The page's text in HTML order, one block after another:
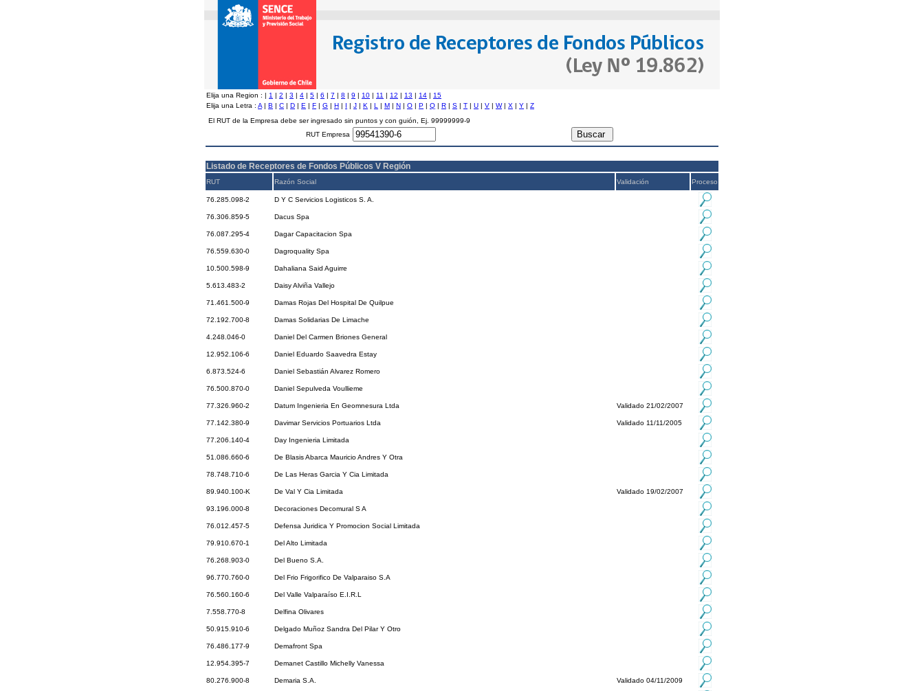
Elija una Region : | 1 | 2 | 3 | 4 | 5 | 6 | 7 | 8 | 9 | 10 | 11 | 12 | 13 | 14 | 15
Elija una Letra : A | B | C | D | E | F | G | H | I | J | K | L | M | N | O | P | Q | R | S | T | U | V | W| X | Y | Z
El RUT de la Empresa debe ser ingresado sin puntos y con guión, Ej. 99999999-9
RUT Empresa
Listado de Receptores de Fondos Públicos V Región
RUT Razón Social Validación Proceso
76.285.098-2 D Y C Servicios Logisticos S. A.
76.306.859-5 Dacus Spa
76.087.295-4 Dagar Capacitacion Spa
76.559.630-0 Dagroquality Spa
10.500.598-9 Dahaliana Said Aguirre
5.613.483-2 Daisy Alviña Vallejo
71.461.500-9 Damas Rojas Del Hospital De Quilpue
72.192.700-8 Damas Solidarias De Limache
4.248.046-0 Daniel Del Carmen Briones General
12.952.106-6 Daniel Eduardo Saavedra Estay
6.873.524-6 Daniel Sebastián Alvarez Romero
76.500.870-0 Daniel Sepulveda Voullieme
77.326.960-2 Datum Ingenieria En Geomnesura Ltda Validado 21/02/2007
77.142.380-9 Davimar Servicios Portuarios Ltda Validado 11/11/2005
77.206.140-4 Day Ingenieria Limitada
51.086.660-6 De Blasis Abarca Mauricio Andres Y Otra
78.748.710-6 De Las Heras Garcia Y Cia Limitada
89.940.100-K De Val Y Cia Limitada Validado 19/02/2007
93.196.000-8 Decoraciones Decomural S A
76.012.457-5 Defensa Juridica Y Promocion Social Limitada
79.910.670-1 Del Alto Limitada
76.268.903-0 Del Bueno S.A.
96.770.760-0 Del Frio Frigorifico De Valparaiso S.A
76.560.160-6 Del Valle Valparaíso E.I.R.L
7.558.770-8 Delfina Olivares
50.915.910-6 Delgado Muñoz Sandra Del Pilar Y Otro
76.486.177-9 Demafront Spa
12.954.395-7 Demanet Castillo Michelly Vanessa
80.276.900-8 Demaria S.A. Validado 04/11/2009